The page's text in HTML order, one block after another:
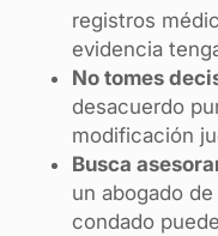
registros
evidencia
No tomes
desacuerdo
modificación
Busca
un abogado
condado